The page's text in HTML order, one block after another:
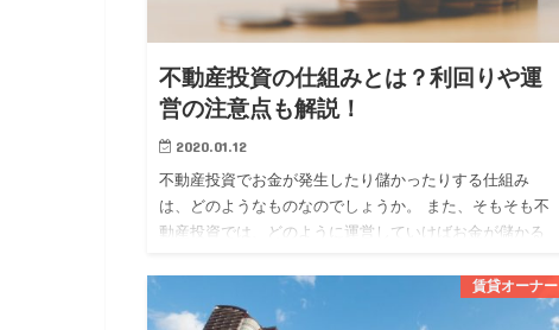
不動産投資の仕組みとは？利回りや運
営の注意点も解説！
2020.01.12
不動産投資でお金が発生したり儲かったりする仕組み
は、どのようなものなのでしょうか。 また、そもそも不
動産投資では、どのように運営していけばお金が儲かる
賃貸オーナー